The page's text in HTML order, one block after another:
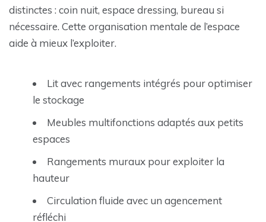
distinctes : coin nuit, espace dressing, bureau si
nécessaire. Cette organisation mentale de l’espace
aide à mieux l’exploiter.
Lit avec rangements intégrés pour optimiser
le stockage
Meubles multifonctions adaptés aux petits
espaces
Rangements muraux pour exploiter la
hauteur
Circulation fluide avec un agencement
réfléchi